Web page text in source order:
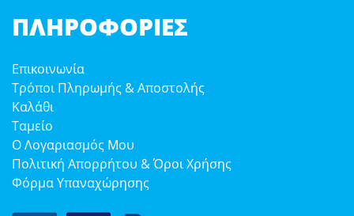
ΠΛΗΡΟΦΟΡΊΕΣ
Επικοινωνία
Τρόποι Πληρωμής & Αποστολής
Καλάθι
Ταμείο
Ο Λογαριασμός Μου
Πολιτική Απορρήτου & Όροι Χρήσης
Φόρμα Υπαναχώρησης